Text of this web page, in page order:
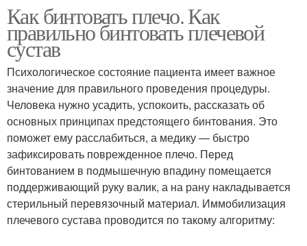
Как бинтовать плечо. Как
правильно бинтовать плечевой
сустав
Психологическое состояние пациента имеет важное
значение для правильного проведения процедуры.
Человека нужно усадить, успокоить, рассказать об
основных принципах предстоящего бинтования. Это
поможет ему расслабиться, а медику — быстро
зафиксировать поврежденное плечо. Перед
бинтованием в подмышечную впадину помещается
поддерживающий руку валик, а на рану накладывается
стерильный перевязочный материал. Иммобилизация
плечевого сустава проводится по такому алгоритму: